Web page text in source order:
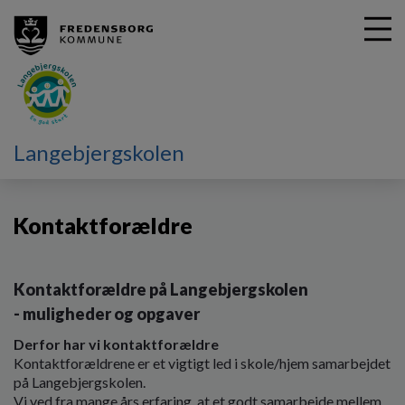
Langebjergskolen
Vores skole Kontaktforældre
Kontaktforældre
Kontaktforældre på Langebjergskolen
- muligheder og opgaver
Derfor har vi kontaktforældre
Kontaktforældrene er et vigtigt led i skole/hjem samarbejdet
på Langebjergskolen.
Vi ved fra mange års erfaring, at et godt samarbejde mellem